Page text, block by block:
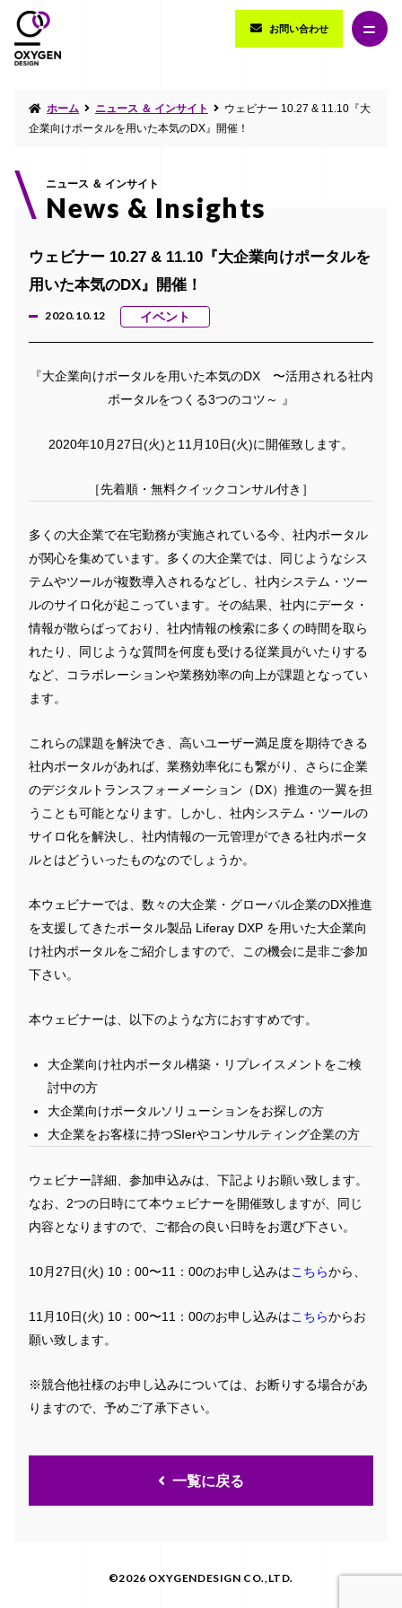
お問い合わせ
ホーム ニュース ＆ インサイト
ウェビナー 10.27 & 11.10『大
企業向けポータルを用いた本気のDX』開催！
ニュース ＆ インサイト
News & Insights
ウェビナー 10.27 & 11.10『大企業向けポータルを
用いた本気のDX』開催！
2020.10.12 イベント
『大企業向けポータルを用いた本気のDX 〜活用される社内
ポータルをつくる3つのコツ～ 』
2020年10月27日(火)と11月10日(火)に開催致します。
［先着順・無料クイックコンサル付き］
多くの大企業で在宅勤務が実施されている今、社内ポータル
が関心を集めています。多くの大企業では、同じようなシス
テムやツールが複数導入されるなどし、社内システム・ツー
ルのサイロ化が起こっています。その結果、社内にデータ・
情報が散らばっており、社内情報の検索に多くの時間を取ら
れたり、同じような質問を何度も受ける従業員がいたりする
など、コラボレーションや業務効率の向上が課題となってい
ます。
これらの課題を解決でき、高いユーザー満足度を期待できる
社内ポータルがあれば、業務効率化にも繋がり、さらに企業
のデジタルトランスフォーメーション（DX）推進の一翼を担
うことも可能となります。しかし、社内システム・ツールの
サイロ化を解決し、社内情報の一元管理ができる社内ポータ
ルとはどういったものなのでしょうか。
本ウェビナーでは、数々の大企業・グローバル企業のDX推進
を支援してきたポータル製品 Liferay DXP を用いた大企業向
け社内ポータルをご紹介しますので、この機会に是非ご参加
下さい。
本ウェビナーは、以下のような方におすすめです。
大企業向け社内ポータル構築・リプレイスメントをご検
討中の方
大企業向けポータルソリューションをお探しの方
大企業をお客様に持つSIerやコンサルティング企業の方
ウェビナー詳細、参加申込みは、下記よりお願い致します。
なお、2つの日時にて本ウェビナーを開催致しますが、同じ
内容となりますので、ご都合の良い日時をお選び下さい。
10月27日(火) 10：00〜11：00のお申し込みはこちらから、
11月10日(火) 10：00〜11：00のお申し込みはこちらからお
願い致します。
※競合他社様のお申し込みについては、お断りする場合があ
りますので、予めご了承下さい。
一覧に戻る
©2026 OXYGENDESIGN CO.,LTD.